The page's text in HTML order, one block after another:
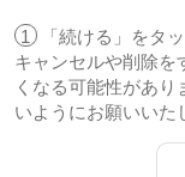
1
「続ける」をタ
キャンセルや削除を
くなる可能性があ
いようにお願いいた